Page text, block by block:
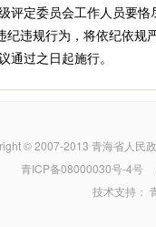
定委员会工作人员要恪
违规行为，将依纪依规
过之日起施行。
© 2007-2013 青海省人民
青ICP备08000030号-4号
技术支持：